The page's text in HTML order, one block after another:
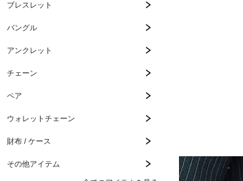
ブレスレット
バングル
アンクレット
チェーン
ペア
ウォレットチェーン
財布 / ケース
その他アイテム